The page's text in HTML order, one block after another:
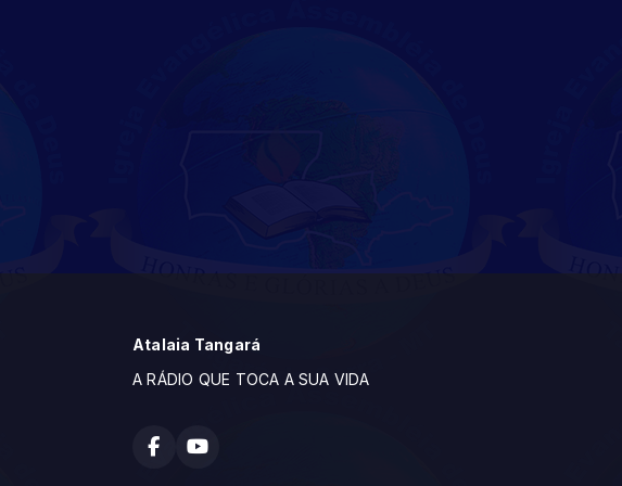
Atalaia Tangará
A RÁDIO QUE TOCA A SUA VIDA